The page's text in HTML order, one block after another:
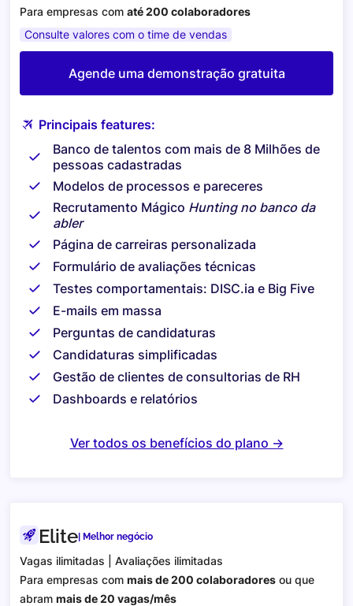
Para empresas com até 200 colaboradores
Consulte valores com o time de vendas
Agende uma demonstração gratuita
Principais features:
Banco de talentos com mais de 8 Milhões de
pessoas cadastradas
Modelos de processos e pareceres
Recrutamento Mágico Hunting no banco da
abler
Página de carreiras personalizada
Formulário de avaliações técnicas
Testes comportamentais: DISC.ia e Big Five
E-mails em massa
Perguntas de candidaturas
Candidaturas simplificadas
Gestão de clientes de consultorias de RH
Dashboards e relatórios
Ver todos os benefícios do plano ->
Elite| Melhor negócio
Vagas ilimitadas | Avaliações ilimitadas
Para empresas com mais de 200 colaboradores ou que
abram mais de 20 vagas/mês